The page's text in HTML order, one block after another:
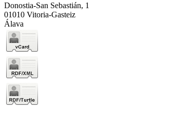
Donostia-San Sebastián, 1
01010 Vitoria-Gasteiz
Álava